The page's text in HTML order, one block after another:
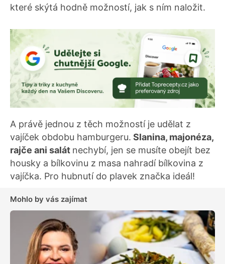
které skýtá hodně možností, jak s ním naložit.
A právě jednou z těch možností je udělat z
vajíček obdobu hamburgeru. Slanina, majonéza,
rajče ani salát nechybí, jen se musíte obejít bez
housky a bílkovinu z masa nahradí bílkovina z
vajíčka. Pro hubnutí do plavek značka ideál!
Mohlo by vás zajímat